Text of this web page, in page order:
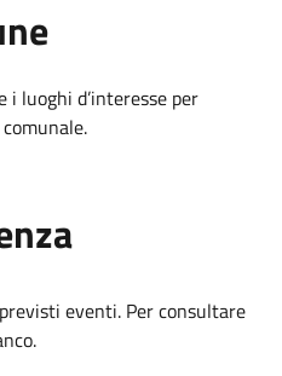
luoghi d’interesse per
eventi. Per consultare